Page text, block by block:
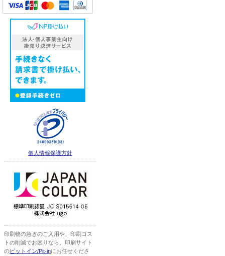
個人情報保護方針
印刷物の急ぎのご入用や、印刷コス
トの削減でお困りなら、印刷サイト
のピットイン/Pit-inにお任せくださ